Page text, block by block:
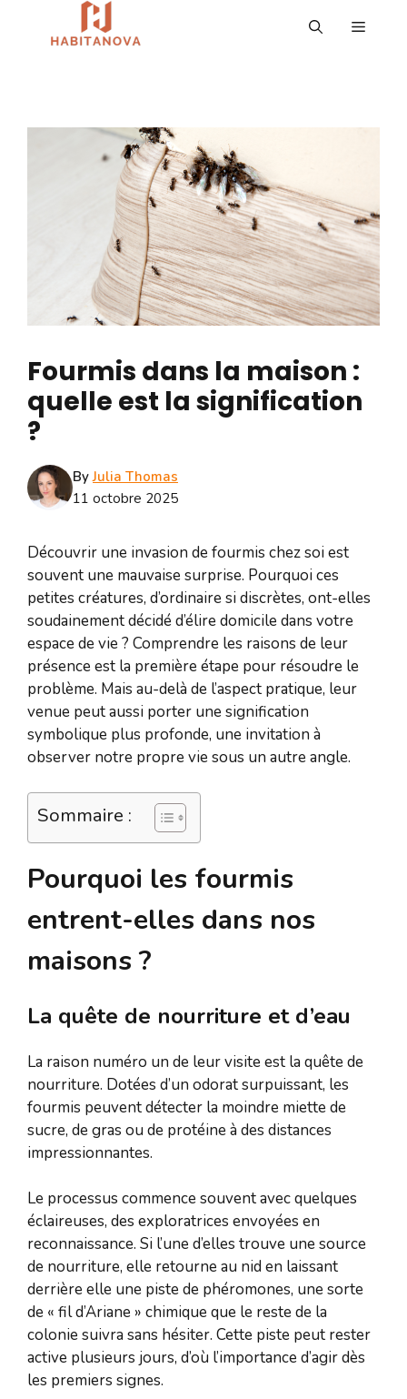
MENU
Fourmis dans la maison :
quelle est la signification
?
ByJulia Thomas
11 octobre 2025
Découvrir une invasion de fourmis chez soi est
souvent une mauvaise surprise. Pourquoi ces
petites créatures, d’ordinaire si discrètes, ont-elles
soudainement décidé d’élire domicile dans votre
espace de vie ? Comprendre les raisons de leur
présence est la première étape pour résoudre le
problème. Mais au-delà de l’aspect pratique, leur
venue peut aussi porter une signification
symbolique plus profonde, une invitation à
observer notre propre vie sous un autre angle.
Sommaire :
Pourquoi les fourmis
entrent-elles dans nos
maisons ?
La quête de nourriture et d’eau
La raison numéro un de leur visite est la quête de
nourriture. Dotées d’un odorat surpuissant, les
fourmis peuvent détecter la moindre miette de
sucre, de gras ou de protéine à des distances
impressionnantes.
Le processus commence souvent avec quelques
éclaireuses, des exploratrices envoyées en
reconnaissance. Si l’une d’elles trouve une source
de nourriture, elle retourne au nid en laissant
derrière elle une piste de phéromones, une sorte
de « fil d’Ariane » chimique que le reste de la
colonie suivra sans hésiter. Cette piste peut rester
active plusieurs jours, d’où l’importance d’agir dès
les premiers signes.